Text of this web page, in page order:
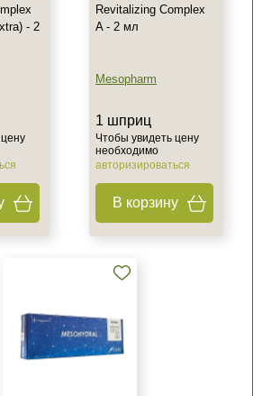
- 2
Revitalizing Complex
A - 2 мл
Mesopharm
1 шприц
Чтобы увидеть цену
необходимо
авторизироваться
В корзину